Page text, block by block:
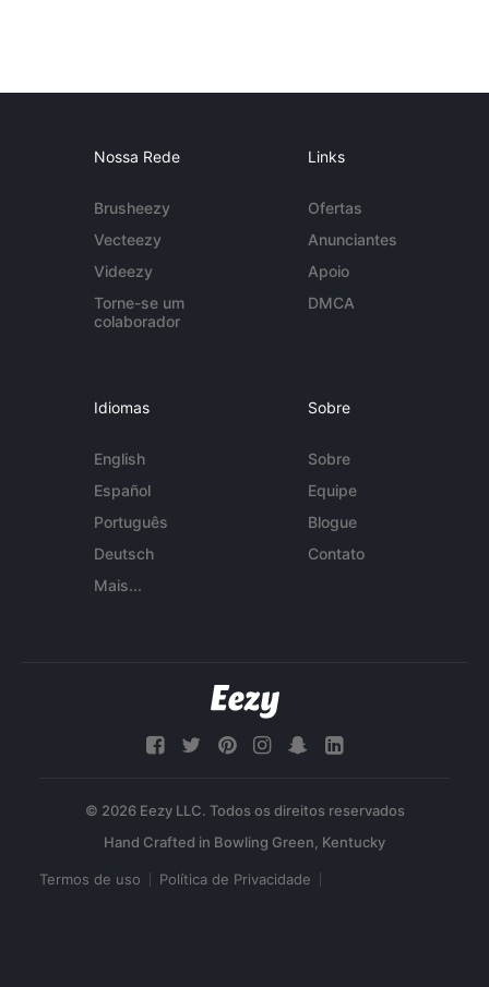
Nossa Rede
Brusheezy
Vecteezy
Videezy
Torne-se um
colaborador
Links
Ofertas
Anunciantes
Apoio
DMCA
Idiomas
English
Español
Português
Deutsch
Mais...
Sobre
Sobre
Equipe
Blogue
Contato
© 2026 Eezy LLC. Todos os direitos reservados
Termos de uso Política de Privacidade